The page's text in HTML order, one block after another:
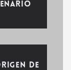
de